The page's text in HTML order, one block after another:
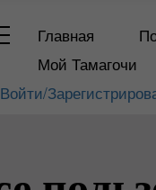
Главная
Мой Тамагочи
Войти/